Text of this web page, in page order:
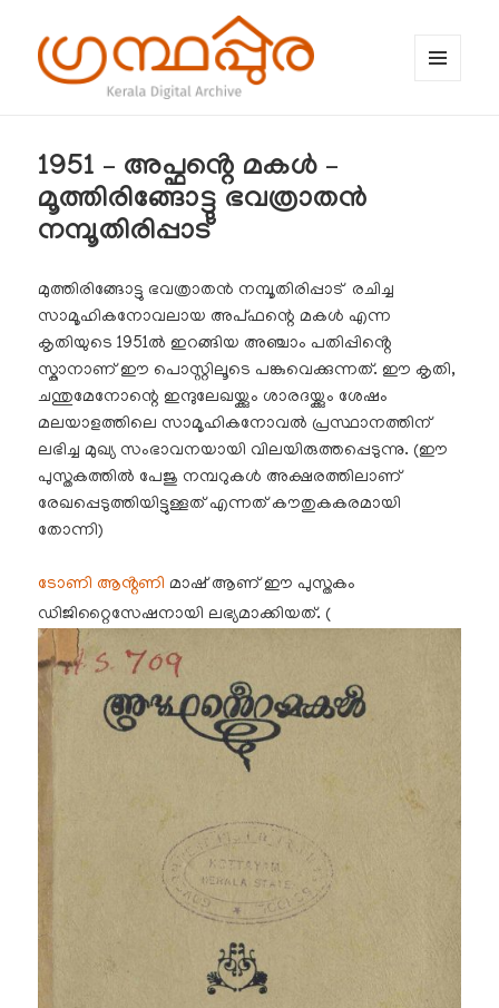
1951 – അപ്ഫൻ്റെ മകൾ –
മൂത്തിരിങ്ങോട്ടു ഭവത്രാതൻ
നമ്പൂതിരിപ്പാട്
മുത്തിരിങ്ങോട്ടു ഭവത്രാതൻ നമ്പൂതിരിപ്പാട് രചിച്ച
സാമൂഹികനോവലായ അപ്‌ഫന്റെ മകൾ എന്ന
കൃതിയുടെ 1951ൽ ഇറങ്ങിയ അഞ്ചാം പതിപ്പിൻ്റെ
സ്കാനാണ് ഈ പൊസ്റ്റിലൂടെ പങ്കുവെക്കുന്നത്. ഈ കൃതി,
ചന്തുമേനോന്റെ ഇന്ദുലേഖയ്ക്കും ശാരദയ്ക്കും ശേഷം
മലയാളത്തിലെ സാമൂഹികനോവല്‍ പ്രസ്ഥാനത്തിന്
ലഭിച്ച മുഖ്യ സംഭാവനയായി വിലയിരുത്തപ്പെടുന്നു. (ഈ
പുസ്തകത്തിൽ പേജു നമ്പറുകൾ അക്ഷരത്തിലാണ്
രേഖപ്പെടുത്തിയിട്ടുള്ളത് എന്നത് കൗതുകകരമായി
തോന്നി)
ടോണി ആൻ്റണി മാഷ് ആണ് ഈ പുസ്തകം
ഡിജിറ്റൈസേഷനായി ലഭ്യമാക്കിയത്. (